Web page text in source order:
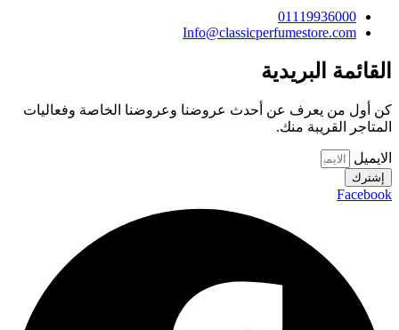
01119936000
Info@classicperfumestore.com
القائمة البريدية
كن أول من يعرف عن أحدث عروضنا وعروضنا الخاصة وفعاليات
المتاجر القريبة منك.
الايميل
إشترك
Facebook